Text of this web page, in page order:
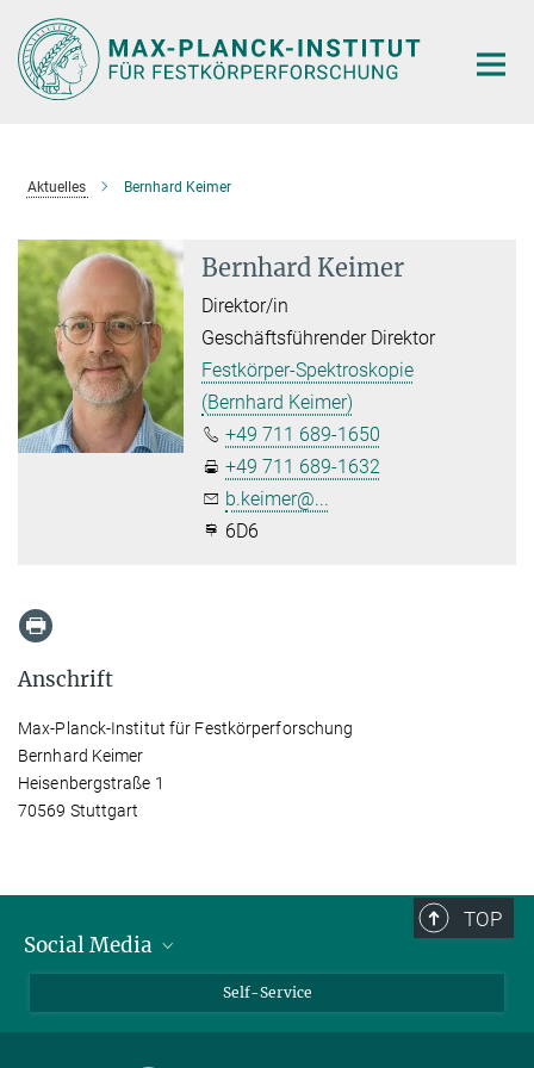
Hauptinhalt
Aktuelles Bernhard Keimer
Bernhard Keimer
Direktor/in
Geschäftsführender Direktor
Festkörper-Spektroskopie
(Bernhard Keimer)
+49 711 689-1650
+49 711 689-1632
b.keimer@...
6D6
Anschrift
Max-Planck-Institut für Festkörperforschung
Bernhard Keimer
Heisenbergstraße 1
70569 Stuttgart
TOP
Social Media
Self-Service